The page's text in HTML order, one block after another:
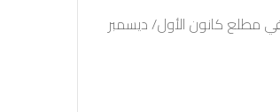
مطلع كانون الأول/ ديسمبر